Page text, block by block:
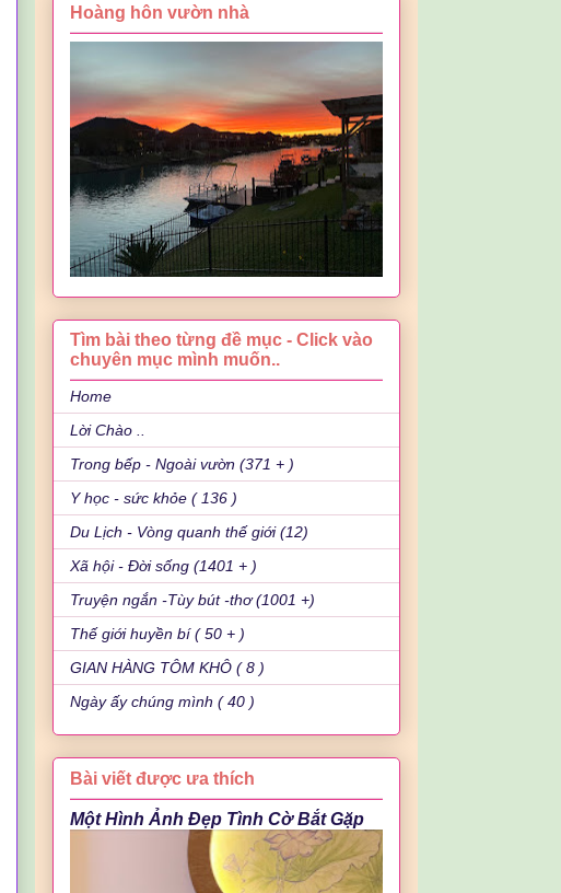
Hoàng hôn vườn nhà
Tìm bài theo từng đề mục - Click vào
chuyên mục mình muốn..
Home
Lời Chào ..
Trong bếp - Ngoài vườn (371 + )
Y học - sức khỏe ( 136 )
Du Lịch - Vòng quanh thế giới (12)
Xã hội - Đời sống (1401 + )
Truyện ngắn -Tùy bút -thơ (1001 +)
Thế giới huyền bí ( 50 + )
GIAN HÀNG TÔM KHÔ ( 8 )
Ngày ấy chúng mình ( 40 )
Bài viết được ưa thích
Một Hình Ảnh Đẹp Tình Cờ Bắt Gặp